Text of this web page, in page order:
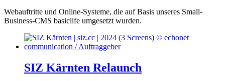
Webauftritte und Online-Systeme, die auf Basis unseres Small-
Business-CMS basiclife umgesetzt wurden.
SIZ Kärnten Relaunch